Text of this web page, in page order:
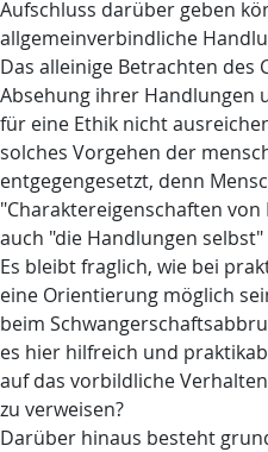
Aufschluss darüber geben
allgemeinverbindliche
Das alleinige Betrachten
Absehung ihrer Handlungen
für eine Ethik nicht
solches Vorgehen der
entgegengesetzt, denn
"Charaktereigenschaften
auch "die Handlungen selbst"
Es bleibt fraglich, wie bei
eine Orientierung möglich
beim
es hier hilfreich und
auf das vorbildliche
zu verweisen?
Darüber hinaus besteht